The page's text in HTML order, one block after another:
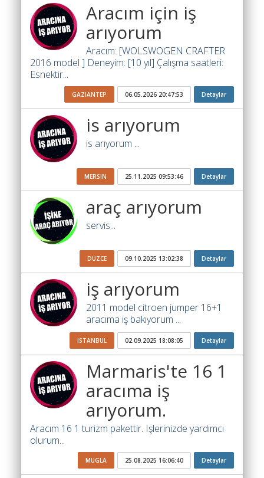
İlanlar
Söför
Arayanlar
arayanlar
Soför
arayanlar
arayanlar
Bul
Ajandam
Hakkımızda
Aracım için iş
arıyorum
Aracım: [WOLSWOGEN CRAFTER
2016 model ] Deneyim: [10 yıl] Çalışma saatleri:
Esnektir...
GAZIANTEP 06.05.2026 20:47:53 Detaylar
is arıyorum
is arıyorum ...
MERSIN 25.11.2025 09:53:46 Detaylar
araç arıyorum
servis...
DUZCE 09.10.2025 13:02:38 Detaylar
iş arıyorum
2011 model citroen jumper 16+1
aracıma iş bakıyorum ...
ISTANBUL 02.09.2025 18:08:05 Detaylar
Marmaris'te 16 1
aracıma iş
arıyorum.
Aracım 16 1 turizm pakettir. Işlerinizde yardımcı
olurum...
MUGLA 25.08.2025 16:06:40 Detaylar